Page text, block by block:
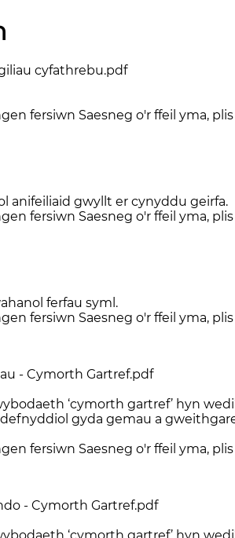
cyfathrebu.pdf
fersiwn Saesneg o'r ffeil yma,
anifeiliaid gwyllt er cynyddu geirfa.
fersiwn Saesneg o'r ffeil yma,
ferfau syml.
fersiwn Saesneg o'r ffeil yma,
- Cymorth Gartref.pdf
‘cymorth gartref’ hyn
gyda gemau a
fersiwn Saesneg o'r ffeil yma,
- Cymorth Gartref.pdf